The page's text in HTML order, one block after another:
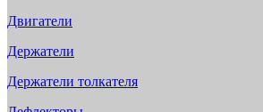
Двигатели
Держатели
Держатели толкателя